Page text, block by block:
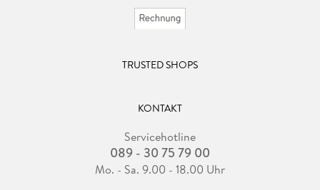
TRUSTED SHOPS
KONTAKT
Servicehotline
089 - 30 75 79 00
Mo. - Sa. 9.00 - 18.00 Uhr